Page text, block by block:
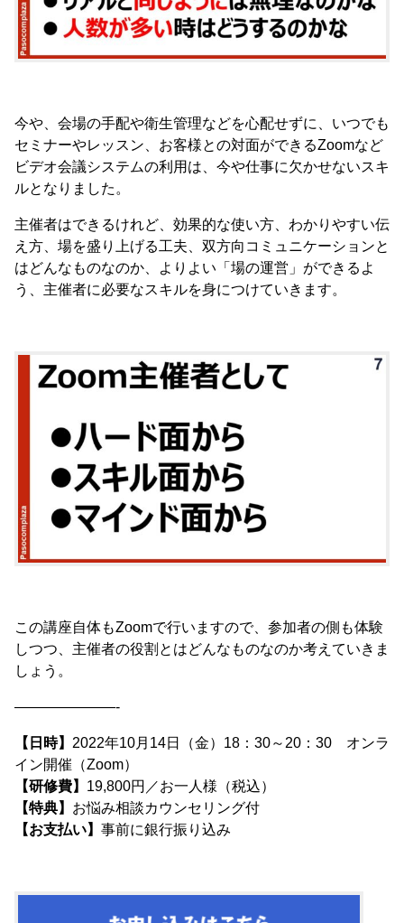
今や、会場の手配や衛生管理などを心配せずに、いつでも
セミナーやレッスン、お客様との対面ができるZoomなど
ビデオ会議システムの利用は、今や仕事に欠かせないスキ
ルとなりました。
主催者はできるけれど、効果的な使い方、わかりやすい伝
え方、場を盛り上げる工夫、双方向コミュニケーションと
はどんなものなのか、よりよい「場の運営」ができるよ
う、主催者に必要なスキルを身につけていきます。
この講座自体もZoomで行いますので、参加者の側も体験
しつつ、主催者の役割とはどんなものなのか考えていきま
しょう。
———————-
【日時】 2022年10月14日（金）18：30～20：30 オンラ
イン開催（Zoom）
【研修費】 19,800円／お一人様（税込）
【特典】 お悩み相談カウンセリング付
【お支払い】 事前に銀行振り込み